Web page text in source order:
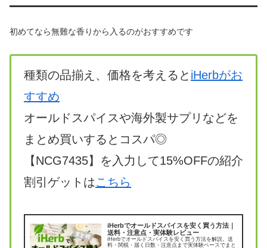
初めてなら無難な香りから入るのがおすすめです
種類の品揃え、価格を考えると iHerbがお
すすめ
オールドスパイスや海外製サプリなどを
まとめ買いするとコスパ◎
【NCG7435】を入力して15%OFFの紹介
割引ゲットはこちら
iHerbでオールドスパイスを安く買う方法｜
送料・注意点・実体験レビュー
iHerbでオールドスパイスを安く買う方法を解説。送
料・関税・届く日数・注意点まで実体験ベースでまと